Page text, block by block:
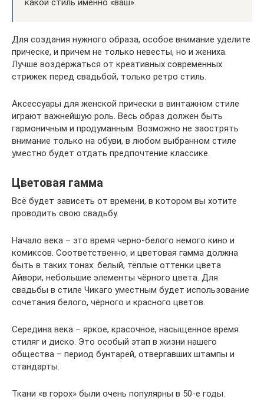
какой стиль именно «ваш».
Для создания нужного образа, особое внимание уделите
прическе, и причем не только невесты, но и жениха.
Лучше воздержаться от креативных современных
стрижек перед свадьбой, только ретро стиль.
Аксессуары для женской прически в винтажном стиле
играют важнейшую роль. Весь образ должен быть
гармоничным и продуманным. Возможно не заострять
внимание только на обуви, в любом выбранном стиле
уместно будет отдать предпочтение классике.
Цветовая гамма
Всё будет зависеть от времени, в котором вы хотите
проводить свою свадьбу.
Начало века – это время черно-белого немого кино и
комиксов. Соответственно, и цветовая гамма должна
быть в таких тонах: белый, тёплые оттенки цвета
Айвори, небольшие элементы чёрного цвета. Для
свадьбы в стиле Чикаго уместным будет использование
сочетания белого, чёрного и красного цветов.
Середина века – яркое, красочное, насыщенное время
стиляг и диско. Это особый этап в жизни нашего
общества – период бунтарей, отвергавших штампы и
стандарты.
Ткани «в горох» были очень популярны в 50-е годы.